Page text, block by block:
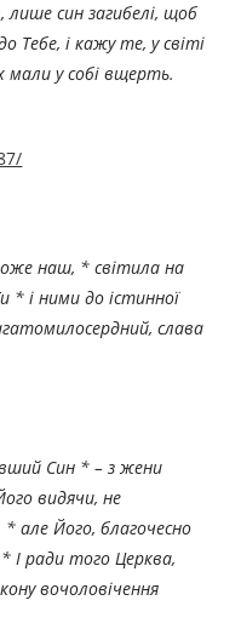
лише син загибелі, щоб
Тебе, і кажу те, у світі
у собі вщерть.
наш, * світила на
* і ними до істинної
слава
Син * – з жени
видячи, не
* але Його, благочесно
I ради того Церква,
вочоловічення